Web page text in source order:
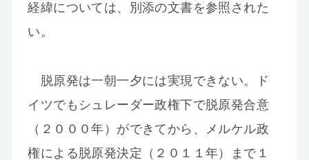
経緯については、別添の文書を参照された
い。
脱原発は一朝一夕には実現できない。ド
イツでもシュレーダー政権下で脱原発合意
（２０００年）ができてから、メルケル政
権による脱原発決定（２０１１年）まで１